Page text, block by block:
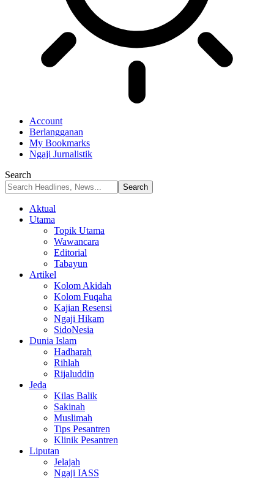
Account
Berlangganan
My Bookmarks
Ngaji Jurnalistik
Search
Aktual
Utama
Topik Utama
Wawancara
Editorial
Tabayun
Artikel
Kolom Akidah
Kolom Fuqaha
Kajian Resensi
Ngaji Hikam
SidoNesia
Dunia Islam
Hadharah
Rihlah
Rijaluddin
Jeda
Kilas Balik
Sakinah
Muslimah
Tips Pesantren
Klinik Pesantren
Liputan
Jelajah
Ngaji IASS